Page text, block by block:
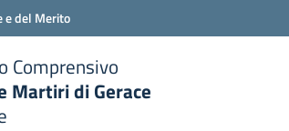
e del Merito
Comprensivo
Martiri di Gerace